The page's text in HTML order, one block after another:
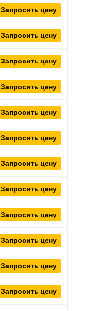
Запросить цену
Запросить цену
Запросить цену
Запросить цену
Запросить цену
Запросить цену
Запросить цену
Запросить цену
Запросить цену
Запросить цену
Запросить цену
Запросить цену